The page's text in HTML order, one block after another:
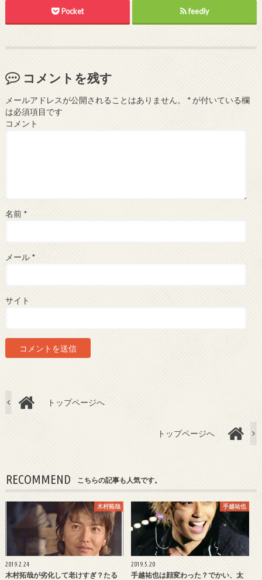
Pocket feedly
コメントを残す
メールアドレスが公開されることはありません。 *が付いている欄
は必須項目です
コメント
名前 *
メール *
サイト
トップページへ
トップページへ
RECOMMEND こちらの記事も人気です。
木村拓哉
2019.2.24
木村拓哉が劣化して老けすぎ？たる
手越祐也
2019.5.20
手越祐也は顔変わった？でかい、太